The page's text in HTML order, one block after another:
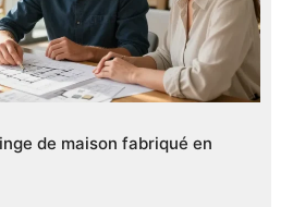
de maison fabriqué en